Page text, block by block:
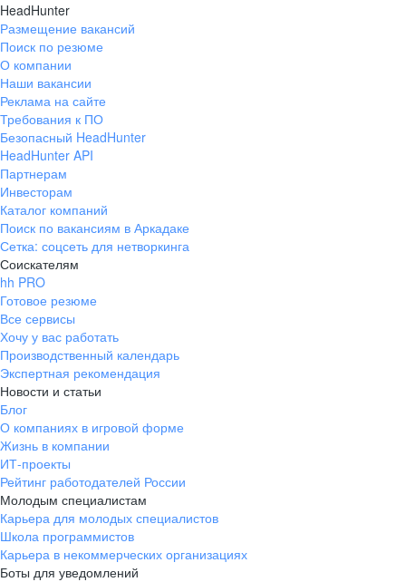
HeadHunter
Размещение вакансий
Поиск по резюме
О компании
Наши вакансии
Реклама на сайте
Требования к ПО
Безопасный HeadHunter
HeadHunter API
Партнерам
Инвесторам
Каталог компаний
Поиск по вакансиям в Аркадаке
Сетка: соцсеть для нетворкинга
Соискателям
hh PRO
Готовое резюме
Все сервисы
Хочу у вас работать
Производственный календарь
Экспертная рекомендация
Новости и статьи
Блог
О компаниях в игровой форме
Жизнь в компании
ИТ-проекты
Рейтинг работодателей России
Молодым специалистам
Карьера для молодых специалистов
Школа программистов
Карьера в некоммерческих организациях
Боты для уведомлений